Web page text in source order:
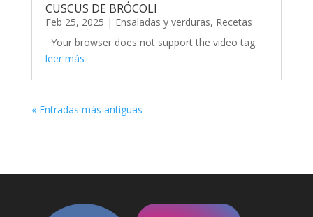
CUSCUS DE BRÓCOLI
Feb 25, 2025 | Ensaladas y verduras, Recetas
Your browser does not support the video tag.
leer más
« Entradas más antiguas